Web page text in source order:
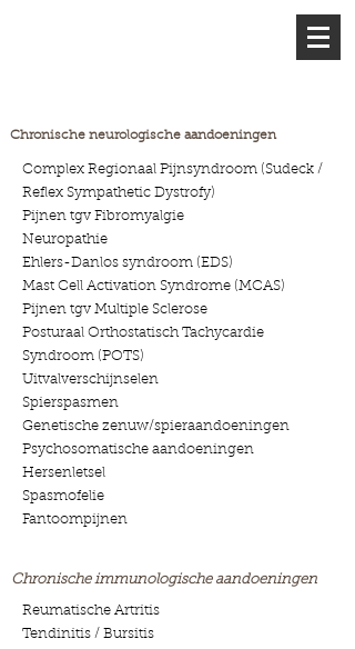
Chronische neurologische aandoeningen
Complex Regionaal Pijnsyndroom (Sudeck /
Reflex Sympathetic Dystrofy)
Pijnen tgv Fibromyalgie
Neuropathie
Ehlers-Danlos syndroom (EDS)
Mast Cell Activation Syndrome (MCAS)
Pijnen tgv Multiple Sclerose
Posturaal Orthostatisch Tachycardie
Syndroom (POTS)
Uitvalverschijnselen
Spierspasmen
Genetische zenuw/spieraandoeningen
Psychosomatische aandoeningen
Hersenletsel
Spasmofelie
Fantoompijnen
Chronische immunologische aandoeningen
Reumatische Artritis
Tendinitis / Bursitis